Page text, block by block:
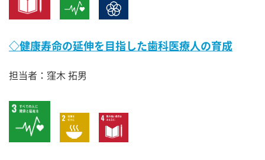
◇健康寿命の延伸を目指した歯科医療人の育成
担当者：窪木 拓男